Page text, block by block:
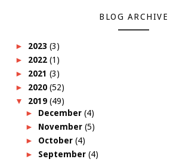
BLOG ARCHIVE
► 2023 (3)
► 2022 (1)
► 2021 (3)
► 2020 (52)
▼ 2019 (49)
► December (4)
► November (5)
► October (4)
► September (4)